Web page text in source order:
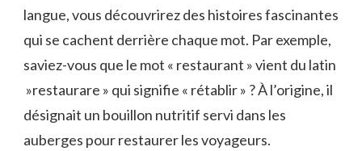
langue, vous ‌découvrirez ⁤des histoires⁤ fascinantes
qui se cachent derrière chaque‍ mot. ⁢Par exemple,
saviez-vous que‌ le⁤ mot « restaurant » vient‌ du latin
⁣ »restaurare » ⁤qui signifie « rétablir » ​? À l’origine, il
désignait⁤ un bouillon nutritif servi dans‍ les
auberges pour restaurer⁤ les voyageurs.